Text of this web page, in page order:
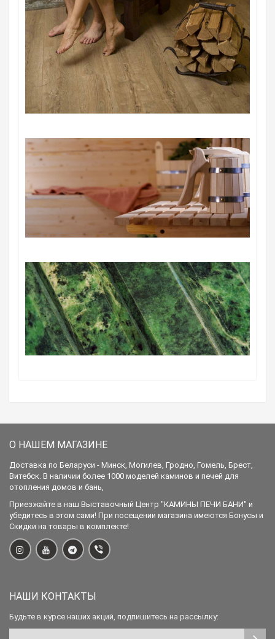
О НАШЕМ МАГАЗИНЕ
Доставка по Беларуси - Минск, Могилев, Гродно, Гомель, Брест,
Витебск. В наличии более 1000 моделей каминов и печей для
отопления домов и бань,
Приезжайте в наш Выставочный Центр "КАМИНЫ ПЕЧИ БАНИ" и
убедитесь в этом сами! При посещении магазина имеются Бонусы и
Скидки на товары в комплекте!
НАШИ КОНТАКТЫ
Будьте в курсе наших акций, подпишитесь на рассылку: